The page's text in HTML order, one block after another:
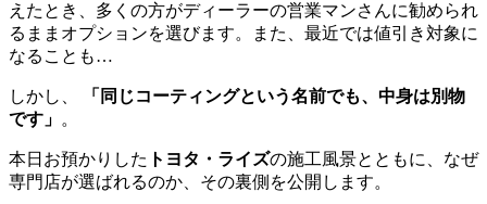
えたとき、多くの方がディーラーの営業マンさんに勧められ
るままオプションを選びます。また、最近では値引き対象に
なることも…
しかし、
「同じコーティングという名前でも、中身は別物
です」 。
本日お預かりした トヨタ・ライズの施工風景とともに、なぜ
専門店が選ばれるのか、その裏側を公開します。